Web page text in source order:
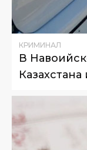
КРИМИНАЛ
В